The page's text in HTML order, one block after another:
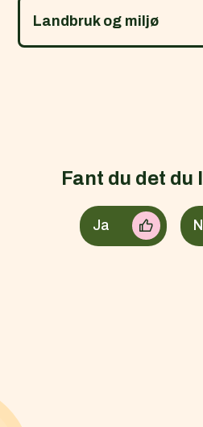
Landbruk og miljø
Fant du det du
Ja